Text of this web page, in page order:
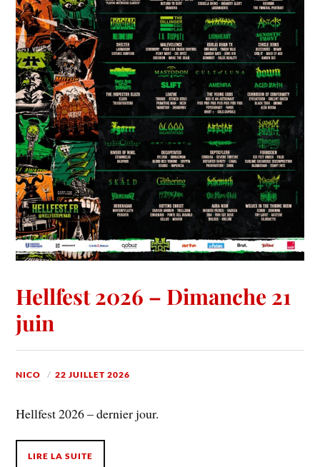
Hellfest 2026 – Dimanche 21
juin
NICO 22 JUILLET 2026
Hellfest 2026 – dernier jour.
LIRE LA SUITE